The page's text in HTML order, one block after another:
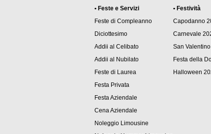
• Feste e Servizi
Feste di Compleanno
Diciottesimo
Addii al Celibato
Addii al Nubilato
Feste di Laurea
Festa Privata
Festa Aziendale
Cena Aziendale
Noleggio Limousine
• Festività
Capodanno
Carnevale
San
Festa della
Halloween